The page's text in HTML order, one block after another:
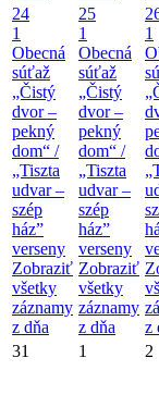
24
1
Obecná
súťaž
„Čistý
dvor –
pekný
dom“ /
„Tiszta
udvar –
szép
ház”
verseny
Zobraziť
všetky
záznamy
z dňa
25
1
Obecná
súťaž
„Čistý
dvor –
pekný
dom“ /
„Tiszta
udvar –
szép
ház”
verseny
Zobraziť
všetky
záznamy
z dňa
1
z
31
1 2